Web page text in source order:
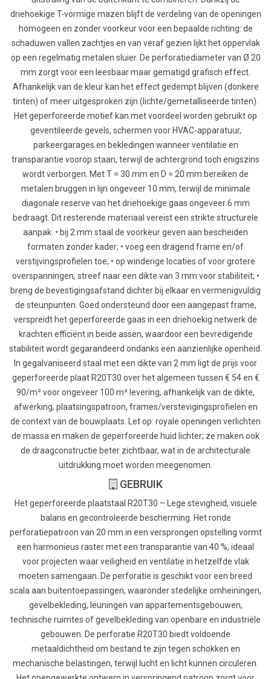
driehoekige T-vormige mazen blijft de verdeling van de openingen
homogeen en zonder voorkeur voor een bepaalde richting: de
schaduwen vallen zachtjes en van veraf gezien lijkt het oppervlak
op een regelmatig metalen sluier. De perforatiediameter van Ø 20
mm zorgt voor een leesbaar maar gematigd grafisch effect.
Afhankelijk van de kleur kan het effect gedempt blijven (donkere
tinten) of meer uitgesproken zijn (lichte/gemetalliseerde tinten).
Het geperforeerde motief kan met voordeel worden gebruikt op
geventileerde gevels, schermen voor HVAC-apparatuur,
parkeergarages en bekledingen wanneer ventilatie en
transparantie voorop staan, terwijl de achtergrond toch enigszins
wordt verborgen. Met T = 30 mm en D = 20 mm bereiken de
metalen bruggen in lijn ongeveer 10 mm, terwijl de minimale
diagonale reserve van het driehoekige gaas ongeveer 6 mm
bedraagt. Dit resterende materiaal vereist een strikte structurele
aanpak: • bij 2 mm staal de voorkeur geven aan bescheiden
formaten zonder kader; • voeg een dragend frame en/of
verstijvingsprofielen toe; • op winderige locaties of voor grotere
overspanningen, streef naar een dikte van 3 mm voor stabiliteit; •
breng de bevestigingsafstand dichter bij elkaar en vermenigvuldig
de steunpunten. Goed ondersteund door een aangepast frame,
verspreidt het geperforeerde gaas in een driehoekig netwerk de
krachten efficiënt in beide assen, waardoor een bevredigende
stabiliteit wordt gegarandeerd ondanks een aanzienlijke openheid.
In gegalvaniseerd staal met een dikte van 2 mm ligt de prijs voor
geperforeerde plaat R20T30 over het algemeen tussen € 54 en €
90/m² voor ongeveer 100 m² levering, afhankelijk van de dikte,
afwerking, plaatsingspatroon, frames/verstevigingsprofielen en
de context van de bouwplaats. Let op: royale openingen verlichten
de massa en maken de geperforeerde huid lichter; ze maken ook
de draagconstructie beter zichtbaar, wat in de architecturale
uitdrukking moet worden meegenomen.
GEBRUIK
Het geperforeerde plaatstaal R20T30 – Lege stevigheid, visuele
balans en gecontroleerde bescherming. Het ronde
perforatiepatroon van 20 mm in een versprongen opstelling vormt
een harmonieus raster met een transparantie van 40 %, ideaal
voor projecten waar veiligheid en ventilatie in hetzelfde vlak
moeten samengaan. De perforatie is geschikt voor een breed
scala aan buitentoepassingen, waaronder stedelijke omheiningen,
gevelbekleding, leuningen van appartementsgebouwen,
technische ruimtes of gevelbekleding van openbare en industriële
gebouwen. De perforatie R20T30 biedt voldoende
metaaldichtheid om bestand te zijn tegen schokken en
mechanische belastingen, terwijl lucht en licht kunnen circuleren.